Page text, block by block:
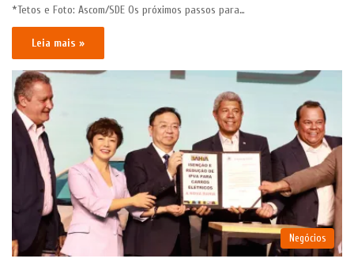
*Tetos e Foto: Ascom/SDE Os próximos passos para…
Leia mais »
Negócios